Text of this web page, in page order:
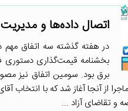
اتصال داده‌ها و
در هفته گذشته سه اتفاق مهم
بخشنامه قیمت‌گذاری دستوری
برق بود. سومین اتفاق نیز
و تقاضای آزاد ...